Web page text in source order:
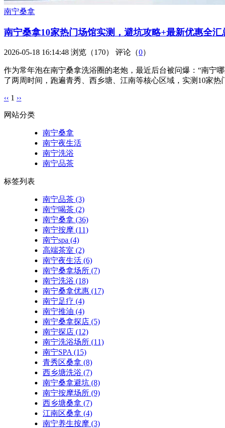
南宁桑拿
南宁桑拿10家热门场馆实测，避坑攻略+最新优惠全汇
2026-05-18 16:14:48 浏览（170） 评论（0）
作为常年泡在南宁桑拿洗浴圈的老炮，最近后台被问爆：“南宁
了两周时间，跑遍青秀、西乡塘、江南等核心区域，实测10家
‹‹ 1 ››
网站分类
南宁桑拿
南宁夜生活
南宁洗浴
南宁品茶
标签列表
南宁品茶 (3)
南宁喝茶 (2)
南宁桑拿 (36)
南宁按摩 (11)
南宁spa (4)
高端茶室 (2)
南宁夜生活 (6)
南宁桑拿场所 (7)
南宁洗浴 (18)
南宁桑拿优惠 (17)
南宁足疗 (4)
南宁推油 (4)
南宁桑拿探店 (5)
南宁探店 (12)
南宁洗浴场所 (11)
南宁SPA (15)
青秀区桑拿 (8)
西乡塘洗浴 (7)
南宁桑拿避坑 (8)
南宁按摩场所 (9)
西乡塘桑拿 (7)
江南区桑拿 (4)
南宁养生按摩 (3)